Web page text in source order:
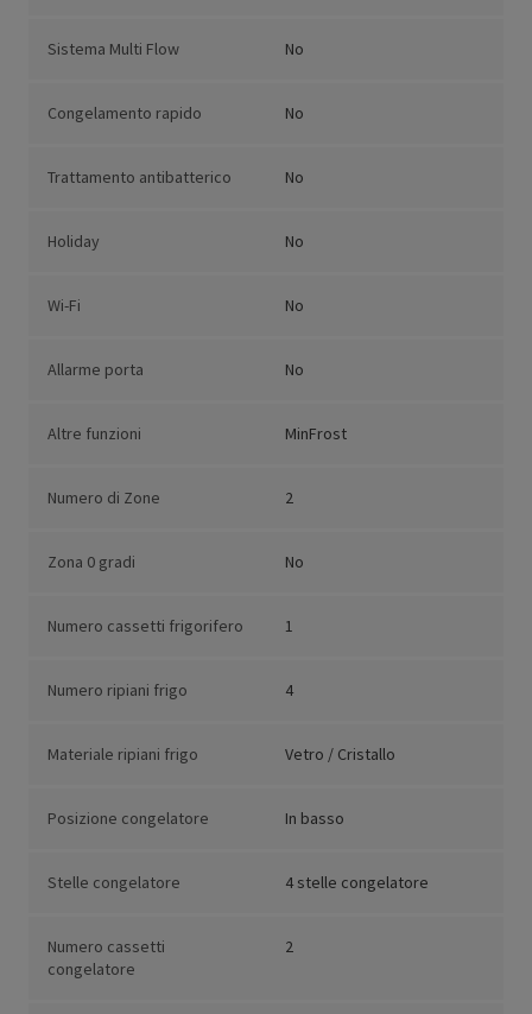
Sistema Multi Flow No
Congelamento rapido No
Trattamento antibatterico No
Holiday No
Wi-Fi No
Allarme porta No
Altre funzioni MinFrost
Numero di Zone 2
Zona 0 gradi No
Numero cassetti frigorifero 1
Numero ripiani frigo 4
Materiale ripiani frigo Vetro / Cristallo
Posizione congelatore In basso
Stelle congelatore 4 stelle congelatore
Numero cassetti
congelatore
2